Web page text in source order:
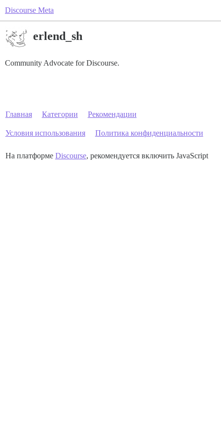
Discourse Meta
erlend_sh
Community Advocate for Discourse.
Главная Категории Рекомендации
Условия использования Политика конфиденциальности
На платформе Discourse, рекомендуется включить JavaScript